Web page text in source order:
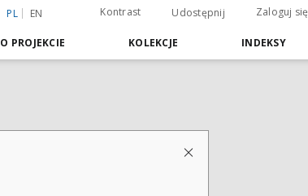
PL EN Kontrast Udostępnij Zaloguj się
O PROJEKCIE KOLEKCJE INDEKSY